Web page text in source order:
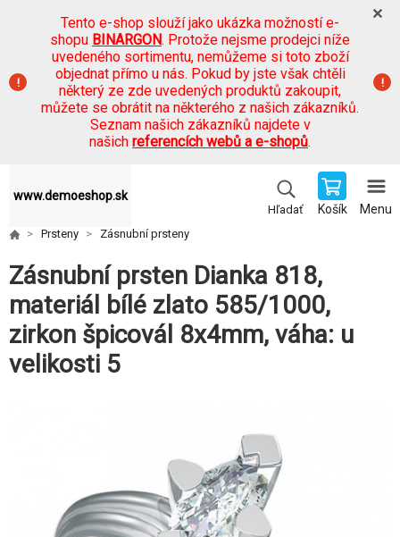
Tento e-shop slouží jako ukázka možností e-
shopu BINARGON. Protože nejsme prodejci níže
uvedeného sortimentu, nemůžeme si toto zboží
objednat přímo u nás. Pokud by jste však chtěli
některý ze zde uvedených produktů zakoupit,
můžete se obrátit na některého z našich zákazníků.
Seznam našich zákazníků najdete v
našich referencích webů a e-shopů.
www.demoeshop.sk
Hľadať Košík Menu
Prsteny Zásnubní prsteny
Zásnubní prsten Dianka 818,
materiál bílé zlato 585/1000,
zirkon špicovál 8x4mm, váha: u
velikosti 5